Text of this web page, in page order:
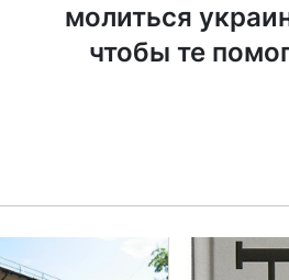
молиться
чтобы те